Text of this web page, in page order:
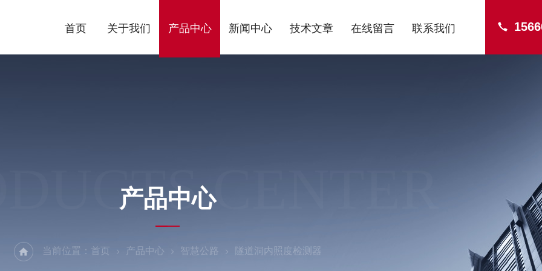
首页 关于我们 产品中心 新闻中心 技术文章 在线留言 联系我们
CENTER
产品中心
当前位置： 首页 产品中心 智慧公路 隧道洞内照度检测器